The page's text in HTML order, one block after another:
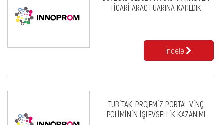
TİCARİ ARAC FUARINA KATILDIK
İncele
TÜBİTAK-PROJEMİZ PORTAL VİNÇ
POLİMİNİN İŞLEVSELLİK KAZANIMI